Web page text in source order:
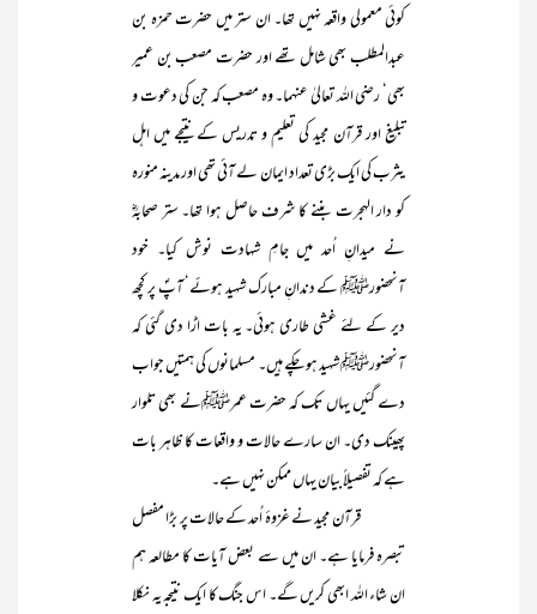
کوئی معمولی واقعہ نہیں تھا۔ ان ستر میں حضرت حمزہ بن
عبدالمطلب بھی شامل تھے اور حضرت مصعب بن عمیر
بھی‘ رضی اللہ تعالیٰ عنہما۔ وہ مصعب کہ جن کی دعوت و
تبلیغ اور قرآن مجید کی تعلیم و تدریس کے نتیجے میں اہل
یثرب کی ایک بڑی تعداد ایمان لے آئی تھی اور مدینہ منورہ
کو دار الہجرت بننے کا شرف حاصل ہوا تھا۔ ستر صحابہؓ
نے میدانِ اُحد میں جامِ شہادت نوش کیا۔ خود
آنحضورﷺ کے دندانِ مبارک شہید ہوئے‘ آپؐ پر کچھ
دیر کے لئے غشی طاری ہوئی۔ یہ بات اڑا دی گئی کہ
آنحضورﷺ شہید ہو چکے ہیں۔ مسلمانوں کی ہمتیں جواب
دے گئیں یہاں تک کہ حضرت عمرﷺنے بھی تلوار
پھینک دی۔ ان سارے حالات و واقعات کا ظاہر بات
ہے کہ تفصیلاً بیان یہاں ممکن نہیں ہے۔
قرآن مجید نے غزوۂ اُحد کے حالات پر بڑا مفصل
تبصرہ فرمایا ہے۔ ان میں سے بعض آیات کا مطالعہ ہم
ان شاء اللہ ابھی کریں گے۔ اس جنگ کا ایک نتیجہ یہ نکلا